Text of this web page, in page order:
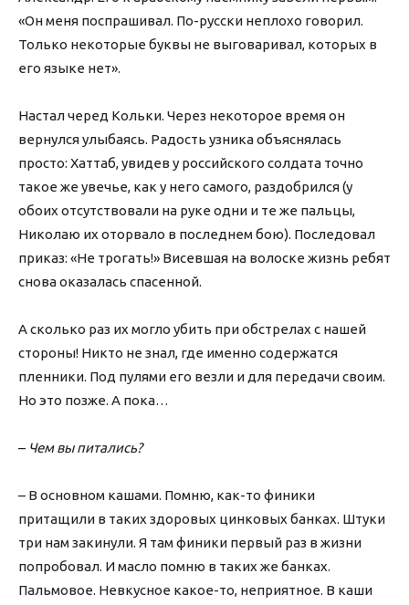
«Он меня поспрашивал. По-русски неплохо говорил.
Только некоторые буквы не выговаривал, которых в
его языке нет».
Настал черед Кольки. Через некоторое время он
вернулся улыбаясь. Радость узника объяснялась
просто: Хаттаб, увидев у российского солдата точно
такое же увечье, как у него самого, раздобрился (у
обоих отсутствовали на руке одни и те же пальцы,
Николаю их оторвало в последнем бою). Последовал
приказ: «Не трогать!» Висевшая на волоске жизнь ребят
снова оказалась спасенной.
А сколько раз их могло убить при обстрелах с нашей
стороны! Никто не знал, где именно содержатся
пленники. Под пулями его везли и для передачи своим.
Но это позже. А пока…
– Чем вы питались?
– В основном кашами. Помню, как-то финики
притащили в таких здоровых цинковых банках. Штуки
три нам закинули. Я там финики первый раз в жизни
попробовал. И масло помню в таких же банках.
Пальмовое. Невкусное какое-то, неприятное. В каши